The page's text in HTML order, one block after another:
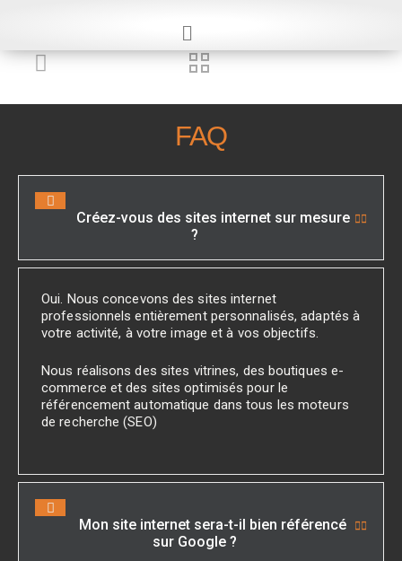
FAQ
Créez-vous des sites internet sur mesure
?
Oui. Nous concevons des sites internet
professionnels entièrement personnalisés, adaptés à
votre activité, à votre image et à vos objectifs.
Nous réalisons des sites vitrines, des boutiques e-
commerce et des sites optimisés pour le
référencement automatique dans tous les moteurs
de recherche (SEO)
Mon site internet sera-t-il bien référencé
sur Google ?